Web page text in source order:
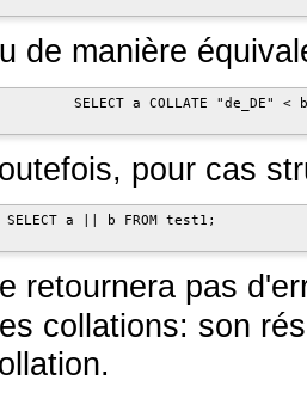
de manière
SELECT a COLLATE "de_DE" <
pour cas
SELECT a || b FROM test1;
retournera pas
collations: son